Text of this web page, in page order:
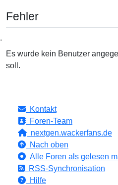
Fehler
.
Es wurde kein Benutzer
soll.
Kontakt
Foren-Team
nextgen.wackerfans.de
Nach oben
Alle Foren als gelesen
RSS-Synchronisation
Hilfe